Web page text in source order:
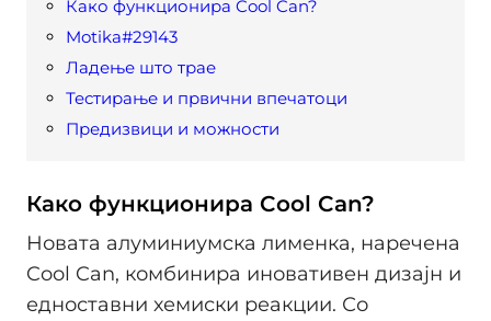
Како функционира Cool Can?
Motika#29143
Ладење што трае
Тестирање и првични впечатоци
Предизвици и можности
Како функционира Cool Can?
Новата алуминиумска лименка, наречена
Cool Can, комбинира иновативен дизајн и
едноставни хемиски реакции. Со